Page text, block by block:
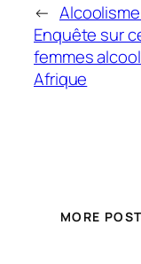
←
Enquête sur
femmes
Afrique
MORE